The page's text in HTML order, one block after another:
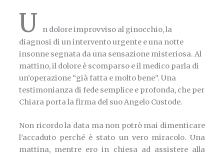
U
n dolore improvviso al ginocchio, la
diagnosi di un intervento urgente e una notte
insonne segnata da una sensazione misteriosa. Al
mattino, il dolore è scomparso e il medico parla di
un’operazione “già fatta e molto bene”. Una
testimonianza di fede semplice e profonda, che per
Chiara porta la firma del suo Angelo Custode.
Non ricordo la data ma non potrò mai dimenticare
l’accaduto perché è stato un vero miracolo. Una
mattina, mentre ero in chiesa ad assistere alla